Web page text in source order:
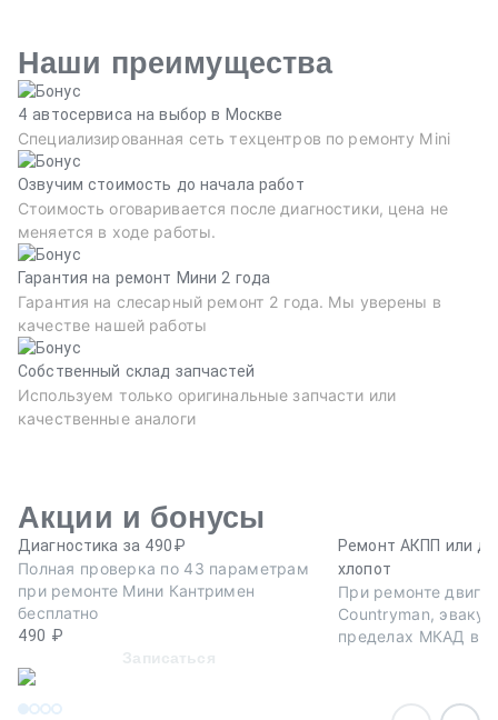
Наши преимущества
4 автосервиса на выбор в Москве
Специализированная сеть техцентров по ремонту Mini
Озвучим стоимость до начала работ
Стоимость оговаривается после диагностики, цена не
меняется в ходе работы.
Гарантия на ремонт Мини 2 года
Гарантия на слесарный ремонт 2 года. Мы уверены в
качестве нашей работы
Собственный склад запчастей
Используем только оригинальные запчасти или
качественные аналоги
Акции и бонусы
Диагностика за 490₽
Полная проверка по 43 параметрам
при ремонте Мини Кантримен
бесплатно
490 ₽
Записаться
Ремонт АКПП или
хлопот
При ремонте
Countryman,
пределах МКАД в